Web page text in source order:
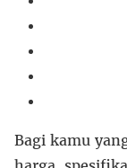
Bagi kamu